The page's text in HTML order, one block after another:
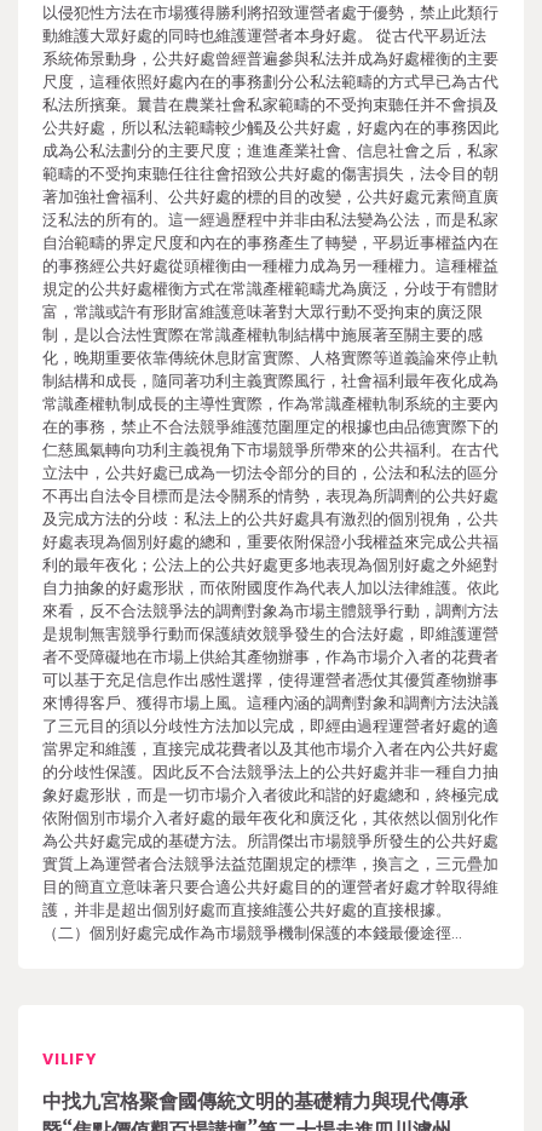
以侵犯性方法在市場獲得勝利將招致運營者處于優勢，禁止此類行
動維護大眾好處的同時也維護運營者本身好處。 從古代平易近法
系統佈景動身，公共好處曾經普遍參與私法并成為好處權衡的主要
尺度，這種依照好處內在的事務劃分公私法範疇的方式早已為古代
私法所擯棄。曩昔在農業社會私家範疇的不受拘束聽任并不會損及
公共好處，所以私法範疇較少觸及公共好處，好處內在的事務因此
成為公私法劃分的主要尺度；進進產業社會、信息社會之后，私家
範疇的不受拘束聽任往往會招致公共好處的傷害損失，法令目的朝
著加強社會福利、公共好處的標的目的改變，公共好處元素簡直廣
泛私法的所有的。這一經過歷程中并非由私法變為公法，而是私家
自治範疇的界定尺度和內在的事務產生了轉變，平易近事權益內在
的事務經公共好處從頭權衡由一種權力成為另一種權力。這種權益
規定的公共好處權衡方式在常識產權範疇尤為廣泛，分歧于有體財
富，常識或許有形財富維護意味著對大眾行動不受拘束的廣泛限
制，是以合法性實際在常識產權軌制結構中施展著至關主要的感
化，晚期重要依靠傳統休息財富實際、人格實際等道義論來停止軌
制結構和成長，隨同著功利主義實際風行，社會福利最年夜化成為
常識產權軌制成長的主導性實際，作為常識產權軌制系統的主要內
在的事務，禁止不合法競爭維護范圍厘定的根據也由品德實際下的
仁慈風氣轉向功利主義視角下市場競爭所帶來的公共福利。在古代
立法中，公共好處已成為一切法令部分的目的，公法和私法的區分
不再出自法令目標而是法令關系的情勢，表現為所調劑的公共好處
及完成方法的分歧：私法上的公共好處具有激烈的個別視角，公共
好處表現為個別好處的總和，重要依附保證小我權益來完成公共福
利的最年夜化；公法上的公共好處更多地表現為個別好處之外絕對
自力抽象的好處形狀，而依附國度作為代表人加以法律維護。依此
來看，反不合法競爭法的調劑對象為市場主體競爭行動，調劑方法
是規制無害競爭行動而保護績效競爭發生的合法好處，即維護運營
者不受障礙地在市場上供給其產物辦事，作為市場介入者的花費者
可以基于充足信息作出感性選擇，使得運營者憑仗其優質產物辦事
來博得客戶、獲得市場上風。這種內涵的調劑對象和調劑方法決議
了三元目的須以分歧性方法加以完成，即經由過程運營者好處的適
當界定和維護，直接完成花費者以及其他市場介入者在內公共好處
的分歧性保護。因此反不合法競爭法上的公共好處并非一種自力抽
象好處形狀，而是一切市場介入者彼此和諧的好處總和，終極完成
依附個別市場介入者好處的最年夜化和廣泛化，其依然以個別化作
為公共好處完成的基礎方法。所謂傑出市場競爭所發生的公共好處
實質上為運營者合法競爭法益范圍規定的標準，換言之，三元疊加
目的簡直立意味著只要合適公共好處目的的運營者好處才幹取得維
護，并非是超出個別好處而直接維護公共好處的直接根據。
（二）個別好處完成作為市場競爭機制保護的本錢最優途徑…
VILIFY
中找九宮格聚會國傳統文明的基礎精力與現代傳承